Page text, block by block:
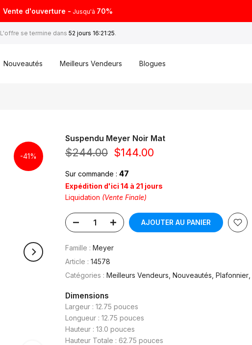
Vente d'ouverture - Jusqu'à 70%
L'offre se termine dans 52 jours 16:21:25.
Nouveautés Meilleurs Vendeurs Blogues
-41%
Suspendu Meyer Noir Mat
$244.00 $144.00
Sur commande : 47
Expédition d'ici 14 à 21 jours
Liquidation (Vente Finale)
AJOUTER AU PANIER
Famille : Meyer
Article : 14578
Catégories : Meilleurs Vendeurs Nouveautés Plafonnier
Dimensions
Largeur : 12.75 pouces
Longueur : 12.75 pouces
Hauteur : 13.0 pouces
Hauteur Totale : 62.75 pouces